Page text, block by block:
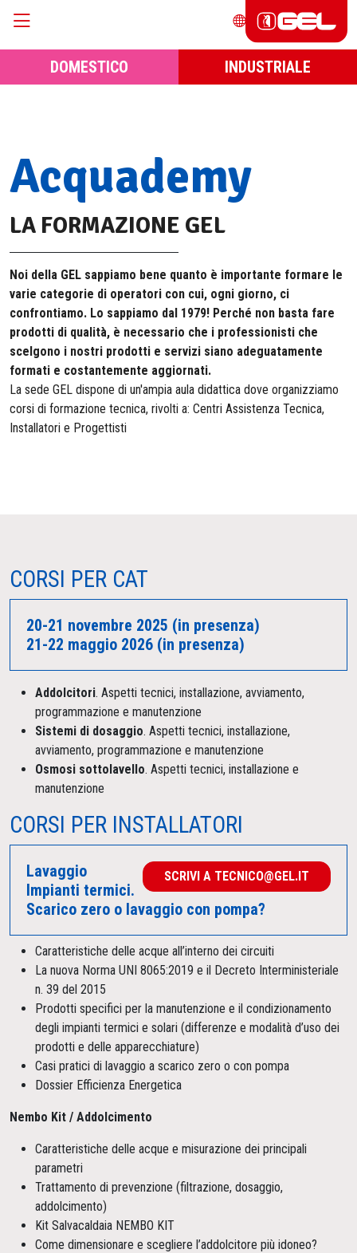
DOMESTICO INDUSTRIALE
Acquademy
LA FORMAZIONE GEL
Noi della GEL sappiamo bene quanto è importante formare le
varie categorie di operatori con cui, ogni giorno, ci
confrontiamo. Lo sappiamo dal 1979! Perché non basta fare
prodotti di qualità, è necessario che i professionisti che
scelgono i nostri prodotti e servizi siano adeguatamente
formati e costantemente aggiornati.
La sede GEL dispone di un'ampia aula didattica dove organizziamo
corsi di formazione tecnica, rivolti a: Centri Assistenza Tecnica,
Installatori e Progettisti
CORSI PER CAT
20-21 novembre 2025 (in presenza)
21-22 maggio 2026 (in presenza)
Addolcitori. Aspetti tecnici, installazione, avviamento,
programmazione e manutenzione
Sistemi di dosaggio. Aspetti tecnici, installazione,
avviamento, programmazione e manutenzione
Osmosi sottolavello. Aspetti tecnici, installazione e
manutenzione
CORSI PER INSTALLATORI
SCRIVI A TECNICO@GEL.IT
Lavaggio
Impianti termici.
Scarico zero o lavaggio con pompa?
Caratteristiche delle acque all’interno dei circuiti
La nuova Norma UNI 8065:2019 e il Decreto Interministeriale
n. 39 del 2015
Prodotti specifici per la manutenzione e il condizionamento
degli impianti termici e solari (differenze e modalità d’uso dei
prodotti e delle apparecchiature)
Casi pratici di lavaggio a scarico zero o con pompa
Dossier Efficienza Energetica
Nembo Kit / Addolcimento
Caratteristiche delle acque e misurazione dei principali
parametri
Trattamento di prevenzione (filtrazione, dosaggio,
addolcimento)
Kit Salvacaldaia NEMBO KIT
Come dimensionare e scegliere l’addolcitore più idoneo?